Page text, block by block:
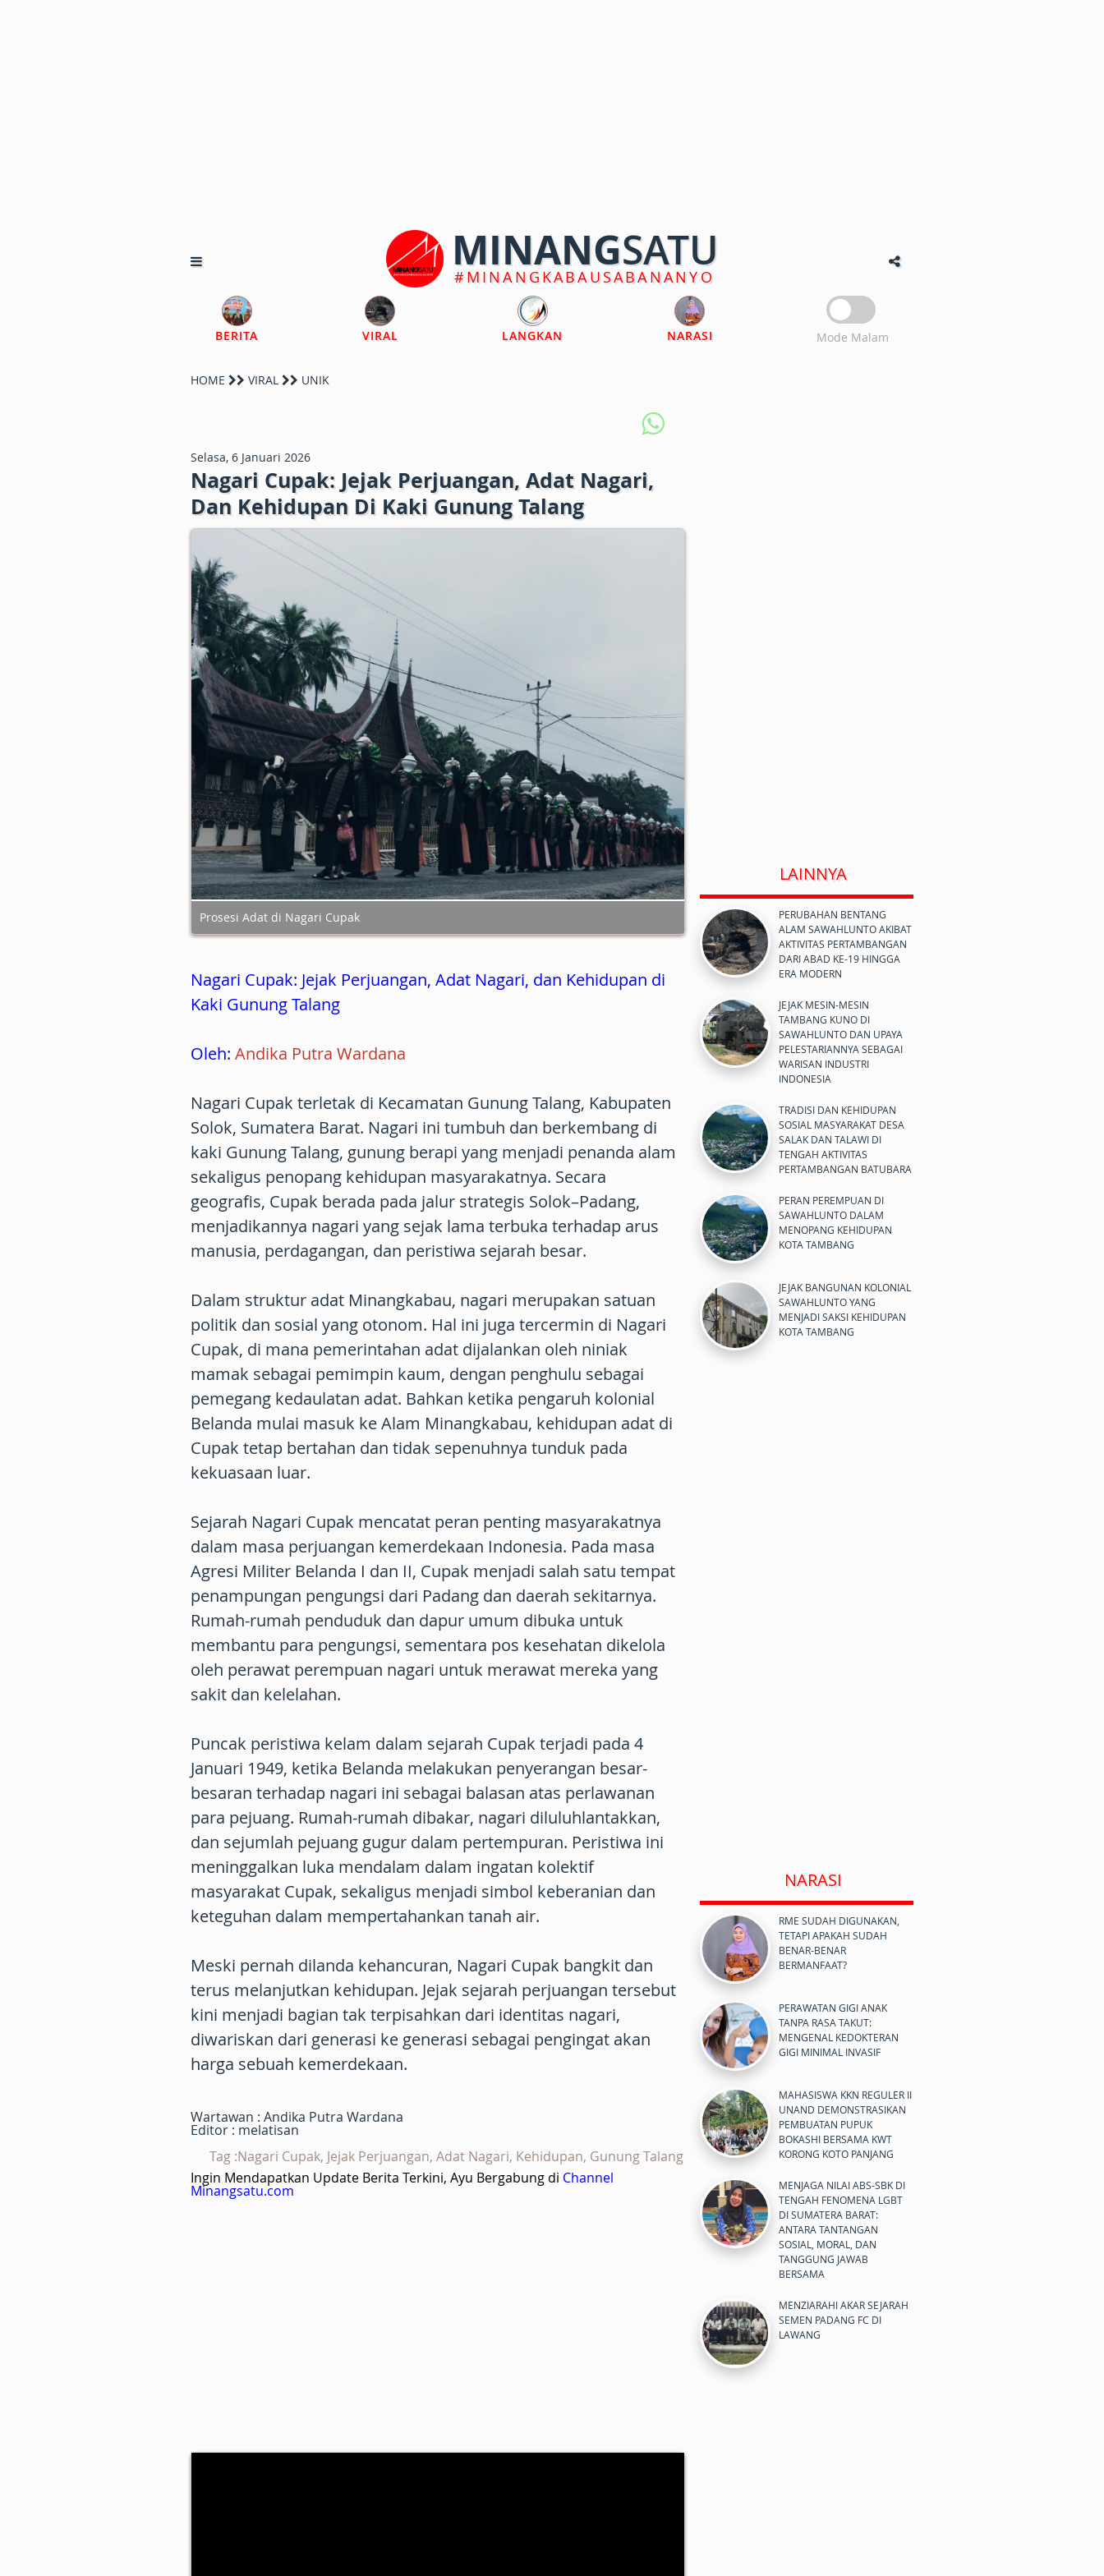
MINANGSATU
#MINANGKABAUSABANANYO
BERITA VIRAL LANGKAN NARASI Mode Malam
HOME VIRAL UNIK
Selasa, 6 Januari 2026
Nagari Cupak: Jejak Perjuangan, Adat Nagari,
Dan Kehidupan Di Kaki Gunung Talang
Prosesi Adat di Nagari Cupak
Nagari Cupak: Jejak Perjuangan, Adat Nagari, dan Kehidupan di
Kaki Gunung Talang
Oleh: Andika Putra Wardana
Nagari Cupak terletak di Kecamatan Gunung Talang, Kabupaten
Solok, Sumatera Barat. Nagari ini tumbuh dan berkembang di
kaki Gunung Talang, gunung berapi yang menjadi penanda alam
sekaligus penopang kehidupan masyarakatnya. Secara
geografis, Cupak berada pada jalur strategis Solok–Padang,
menjadikannya nagari yang sejak lama terbuka terhadap arus
manusia, perdagangan, dan peristiwa sejarah besar.
Dalam struktur adat Minangkabau, nagari merupakan satuan
politik dan sosial yang otonom. Hal ini juga tercermin di Nagari
Cupak, di mana pemerintahan adat dijalankan oleh niniak
mamak sebagai pemimpin kaum, dengan penghulu sebagai
pemegang kedaulatan adat. Bahkan ketika pengaruh kolonial
Belanda mulai masuk ke Alam Minangkabau, kehidupan adat di
Cupak tetap bertahan dan tidak sepenuhnya tunduk pada
kekuasaan luar.
Sejarah Nagari Cupak mencatat peran penting masyarakatnya
dalam masa perjuangan kemerdekaan Indonesia. Pada masa
Agresi Militer Belanda I dan II, Cupak menjadi salah satu tempat
penampungan pengungsi dari Padang dan daerah sekitarnya.
Rumah-rumah penduduk dan dapur umum dibuka untuk
membantu para pengungsi, sementara pos kesehatan dikelola
oleh perawat perempuan nagari untuk merawat mereka yang
sakit dan kelelahan.
Puncak peristiwa kelam dalam sejarah Cupak terjadi pada 4
Januari 1949, ketika Belanda melakukan penyerangan besar-
besaran terhadap nagari ini sebagai balasan atas perlawanan
para pejuang. Rumah-rumah dibakar, nagari diluluhlantakkan,
dan sejumlah pejuang gugur dalam pertempuran. Peristiwa ini
meninggalkan luka mendalam dalam ingatan kolektif
masyarakat Cupak, sekaligus menjadi simbol keberanian dan
keteguhan dalam mempertahankan tanah air.
Meski pernah dilanda kehancuran, Nagari Cupak bangkit dan
terus melanjutkan kehidupan. Jejak sejarah perjuangan tersebut
kini menjadi bagian tak terpisahkan dari identitas nagari,
diwariskan dari generasi ke generasi sebagai pengingat akan
harga sebuah kemerdekaan.
Wartawan : Andika Putra Wardana
Editor : melatisan
Tag :Nagari Cupak, Jejak Perjuangan, Adat Nagari, Kehidupan, Gunung Talang
Ingin Mendapatkan Update Berita Terkini, Ayu Bergabung di Channel
Minangsatu.com
LAINNYA
PERUBAHAN BENTANG
ALAM SAWAHLUNTO AKIBAT
AKTIVITAS PERTAMBANGAN
DARI ABAD KE-19 HINGGA
ERA MODERN
JEJAK MESIN-MESIN
TAMBANG KUNO DI
SAWAHLUNTO DAN UPAYA
PELESTARIANNYA SEBAGAI
WARISAN INDUSTRI
INDONESIA
TRADISI DAN KEHIDUPAN
SOSIAL MASYARAKAT DESA
SALAK DAN TALAWI DI
TENGAH AKTIVITAS
PERTAMBANGAN BATUBARA
PERAN PEREMPUAN DI
SAWAHLUNTO DALAM
MENOPANG KEHIDUPAN
KOTA TAMBANG
JEJAK BANGUNAN KOLONIAL
SAWAHLUNTO YANG
MENJADI SAKSI KEHIDUPAN
KOTA TAMBANG
NARASI
RME SUDAH DIGUNAKAN,
TETAPI APAKAH SUDAH
BENAR-BENAR
BERMANFAAT?
PERAWATAN GIGI ANAK
TANPA RASA TAKUT:
MENGENAL KEDOKTERAN
GIGI MINIMAL INVASIF
MAHASISWA KKN REGULER II
UNAND DEMONSTRASIKAN
PEMBUATAN PUPUK
BOKASHI BERSAMA KWT
KORONG KOTO PANJANG
MENJAGA NILAI ABS-SBK DI
TENGAH FENOMENA LGBT
DI SUMATERA BARAT:
ANTARA TANTANGAN
SOSIAL, MORAL, DAN
TANGGUNG JAWAB
BERSAMA
MENZIARAHI AKAR SEJARAH
SEMEN PADANG FC DI
LAWANG